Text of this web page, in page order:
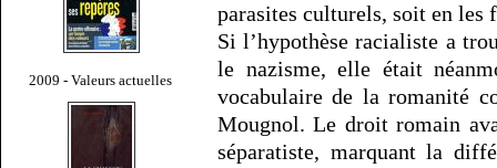
2009 - Valeurs actuelles
parasites culturels, soit en les
Si l’hypothèse racialiste a
le nazisme, elle était
vocabulaire de la romanité
Mougnol. Le droit romain
séparatiste, marquant la